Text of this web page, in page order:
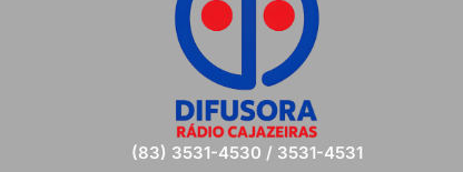
(83) 3531-4530 / 3531-4531